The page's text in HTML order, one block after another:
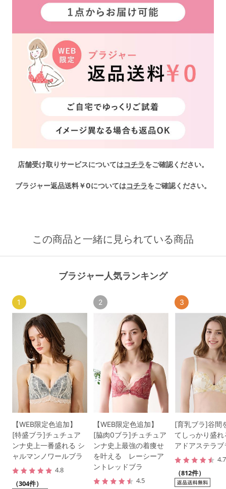
店舗受け取りサービスについてはコチラをご確認ください。
ブラジャー返品送料￥0についてはコチラをご確認ください。
この商品と一緒に見られている商品
ブラジャー人気ランキング
1
【WEB限定色追加】
[特盛ブラ]チュチュア
ンナ史上一番盛れる シ
ャルマンノワールブラ
4.8
（304件）
2
【WEB限定色追加】
[脇肉0ブラ]チュチュア
ンナ史上最強の着痩せ
を叶える レーシーア
ントレッドブラ
4.5
3
[育乳ブラ]谷間
てしっかり盛
アドアステラブ
4.7
（812件）